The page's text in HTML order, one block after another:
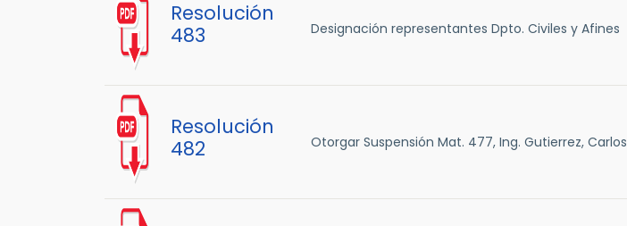
Resolución
483
Designación representantes Dpto. Civiles y Afines
Resolución
482
Otorgar Suspensión Mat. 477, Ing. Gutierrez, Carlos